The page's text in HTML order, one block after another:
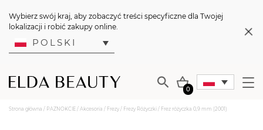
Wybierz swój kraj, aby zobaczyć treści specyficzne dla Twojej
lokalizacji i robić zakupy online.
POLSKI
0
Strona główna / PAZNOKCIE / Akcesoria / Frezy / Frezy Różyczki / Frez różyczka 0,9 mm (2001)